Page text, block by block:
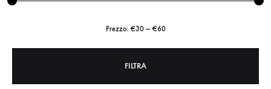
FILTRA
Prezzo: €30— €60